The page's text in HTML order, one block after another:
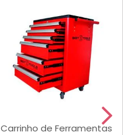
Carrinho de Ferramentas